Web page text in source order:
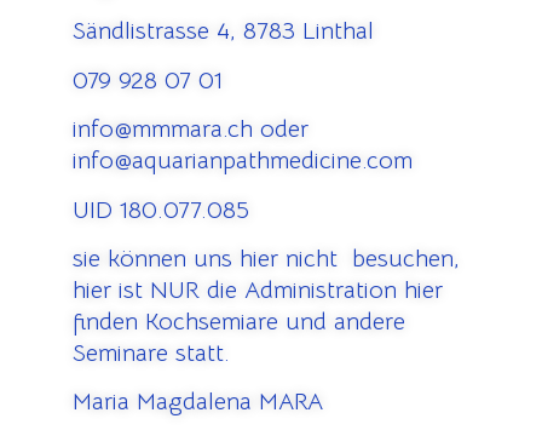
Sändlistrasse 4, 8783 Linthal
079 928 07 01
info@mmmara.ch oder
info@aquarianpathmedicine.com
UID 180.077.085
sie können uns hier nicht besuchen,
hier ist NUR die Administration hier
finden Kochsemiare und andere
Seminare statt.
Maria Magdalena MARA